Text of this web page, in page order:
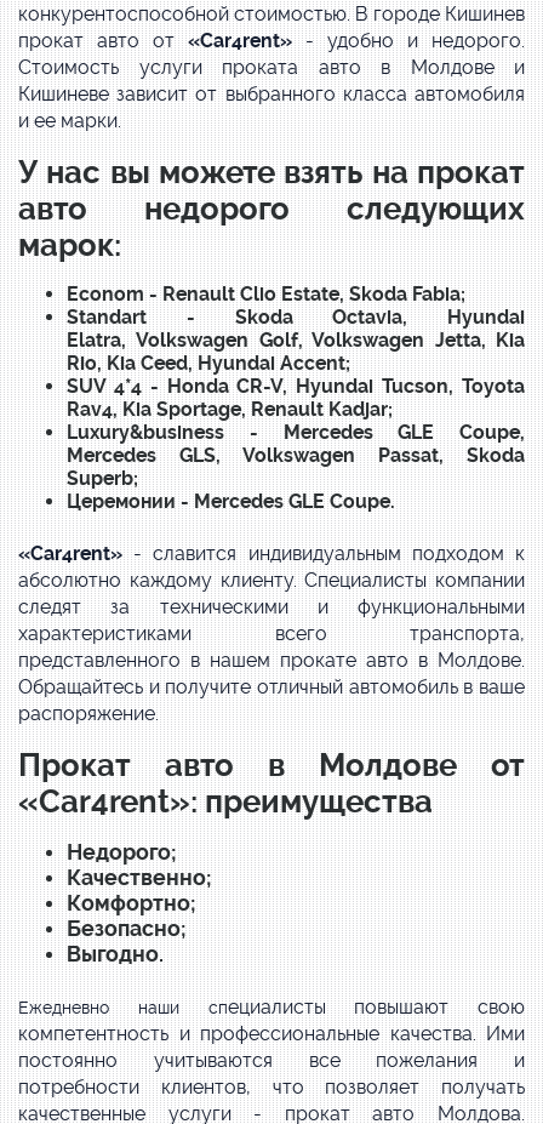
конкурентоспособной стоимостью. В городе Кишинев
прокат авто от«Car4rent»- удобно и недорого.
Стоимость услуги проката авто в Молдове и
Кишиневе зависит от выбранного класса автомобиля
и ее марки.
У нас вы можете взять на прокат
авто недорого следующих
марок:
Econom-Renault Clio Estate,Skoda Fabia;
Standart-Skoda Octavia,Hyundai
Elatra,Volkswagen Golf,Volkswagen Jetta,Kia
Rio,Kia Ceed,Hyundai Accent;
SUV 4*4-Honda CR-V,Hyundai Tucson,Toyota
Rav4,Kia Sportage,Renault Kadjar;
Luxury&business-Mercedes GLE Coupe,
Mercedes GLS,Volkswagen Passat,Skoda
Superb;
Церемонии-Mercedes GLE Coupe.
«Car4rent»- славится индивидуальным подходом к
абсолютно каждому клиенту. Специалисты компании
следят за техническими и функциональными
характеристиками всего транспорта,
представленного в нашем прокате авто в Молдове.
Обращайтесь и получите отличный автомобиль в ваше
распоряжение.
Прокат авто в Молдове от
«Car4rent»: преимущества
Недорого;
Качественно;
Комфортно;
Безопасно;
Выгодно.
Ежедневно наши специалисты повышают свою
компетентность и профессиональные качества. Ими
постоянно учитываются все пожелания и
потребности клиентов, что позволяет получать
качественные услуги - прокат авто Молдова.